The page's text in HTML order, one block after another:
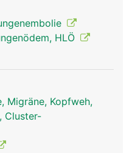
HLÖ
Migräne, Kopfweh,
Cluster-